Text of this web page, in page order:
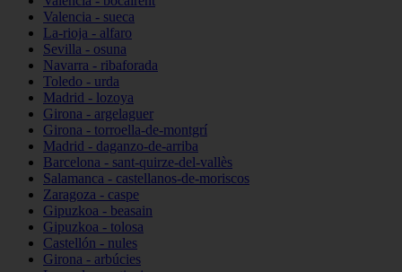
Valencia - sueca
La-rioja - alfaro
Sevilla - osuna
Navarra - ribaforada
Toledo - urda
Madrid - lozoya
Girona - argelaguer
Girona - torroella-de-montgrí
Madrid - daganzo-de-arriba
Barcelona - sant-quirze-del-vallès
Salamanca - castellanos-de-moriscos
Zaragoza - caspe
Gipuzkoa - beasain
Gipuzkoa - tolosa
Castellón - nules
Girona - arbúcies